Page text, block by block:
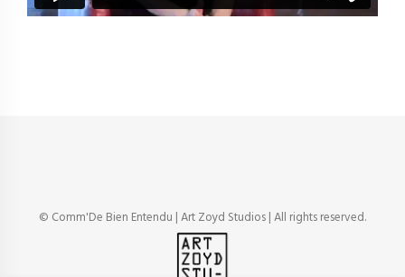
© Comm'De Bien Entendu | Art Zoyd Studios | All rights reserved.